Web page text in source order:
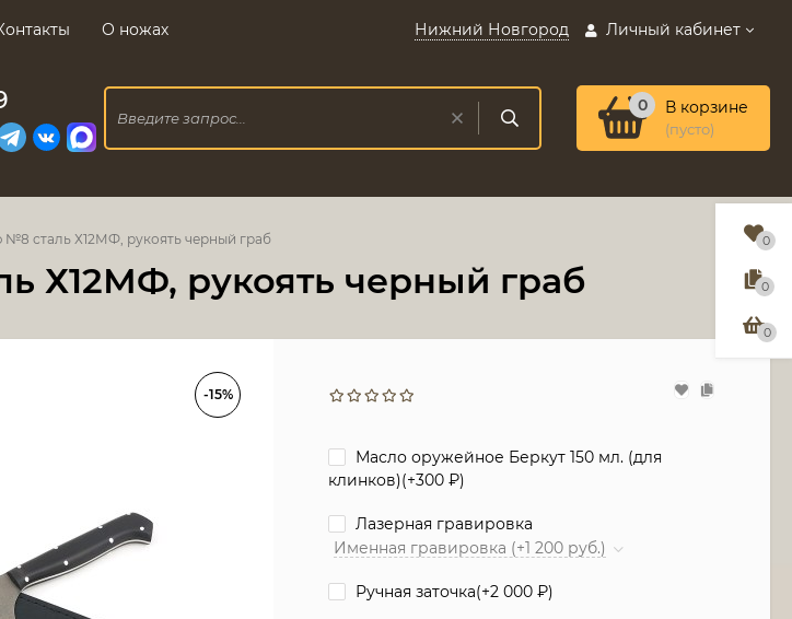
О ножах Нижний Новгород Личный кабинет
0 В корзине
(пусто)
сталь Х12МФ, рукоять черный граб
Х12МФ, рукоять черный граб
-15%
Масло оружейное Беркут 150 мл. (для
клинков)(+300₽)
Лазерная гравировка
Именная гравировка (+1 200 руб.)
Ручная заточка(+2 000₽)
0
0
0